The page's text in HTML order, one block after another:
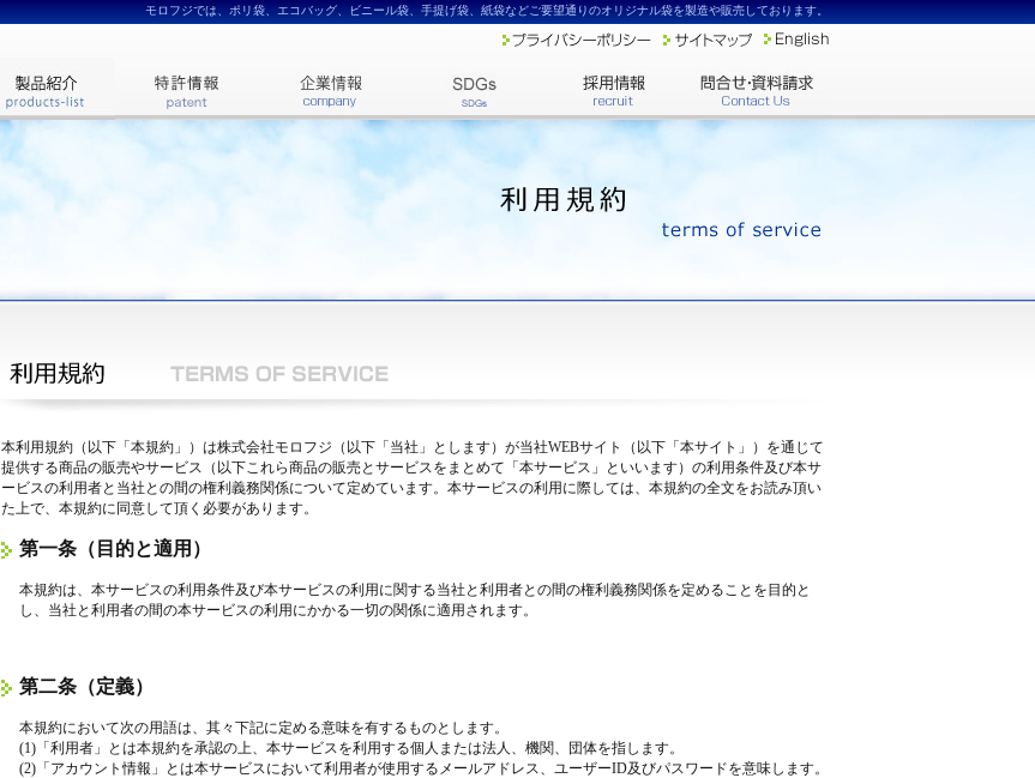
モロフジでは、ポリ袋、エコバッグ、ビニール袋、手提げ袋、紙袋などご要望通りのオリジナル袋を製造や販売しております。
本利用規約（以下「本規約」）は株式会社モロフジ（以下「当社」とします）が当社WEBサイト（以下「本サイト」）を通じて
提供する商品の販売やサービス（以下これら商品の販売とサービスをまとめて「本サービス」といいます）の利用条件及び本サ
ービスの利用者と当社との間の権利義務関係について定めています。本サービスの利用に際しては、本規約の全文をお読み頂い
た上で、本規約に同意して頂く必要があります。
第一条（目的と適用）
本規約は、本サービスの利用条件及び本サービスの利用に関する当社と利用者との間の権利義務関係を定めることを目的と
し、当社と利用者の間の本サービスの利用にかかる一切の関係に適用されます。
第二条（定義）
本規約において次の用語は、其々下記に定める意味を有するものとします。
(1)「利用者」とは本規約を承認の上、本サービスを利用する個人または法人、機関、団体を指します。
(2)「アカウント情報」とは本サービスにおいて利用者が使用するメールアドレス、ユーザーID及びパスワードを意味します。